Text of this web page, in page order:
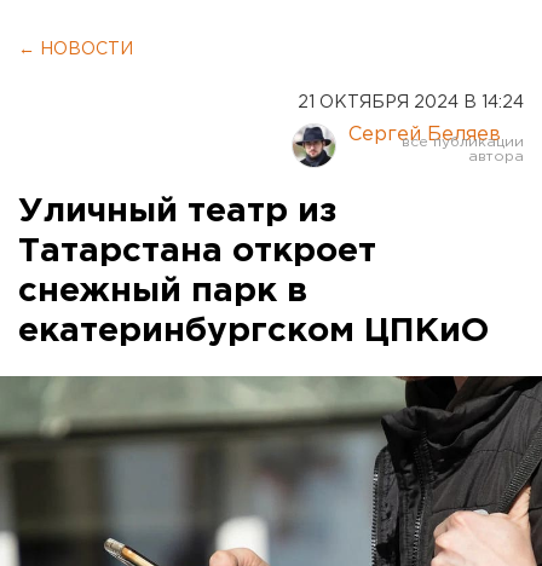
← НОВОСТИ
21 ОКТЯБРЯ 2024 В 14:24
Сергей Беляев
Уличный театр из
Татарстана откроет
снежный парк в
екатеринбургском ЦПКиО